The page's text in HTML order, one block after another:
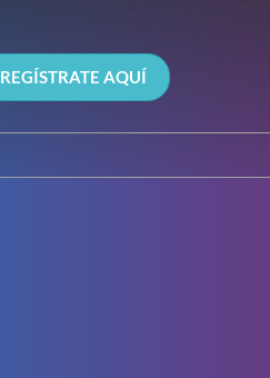
REGÍSTRATE AQUÍ